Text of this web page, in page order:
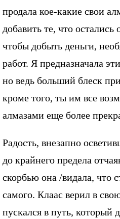
продала кое-какие свои
добавить те, что остались
чтобы добыть деньги,
работ. Я предназначала
но ведь больший блеск
кроме того, ты им все
алмазами еще более
Радость, внезапно
до крайнего предела
скорбью она /видала, что
самого. Клаас верил в
пускался в путь, который